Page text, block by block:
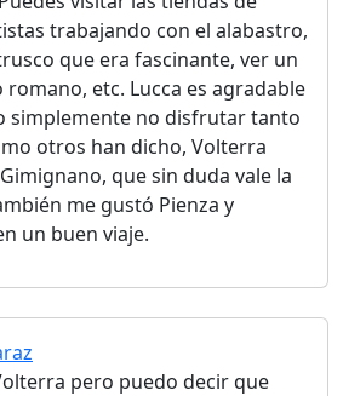
trabajando con el alabastro,
que era fascinante, ver un
etc. Lucca es agradable
simplemente no disfrutar tanto
otros han dicho, Volterra
que sin duda vale la
me gustó Pienza y
un buen viaje.
pero puedo decir que